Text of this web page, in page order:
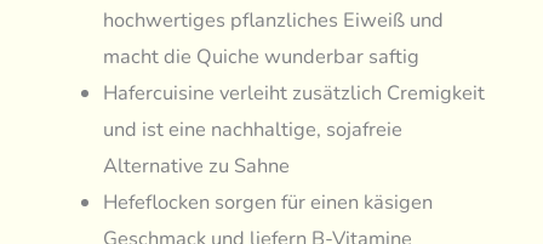
hochwertiges pflanzliches Eiweiß und
macht die Quiche wunderbar saftig
Hafercuisine verleiht zusätzlich Cremigkeit
und ist eine nachhaltige, sojafreie
Alternative zu Sahne
Hefeflocken sorgen für einen käsigen